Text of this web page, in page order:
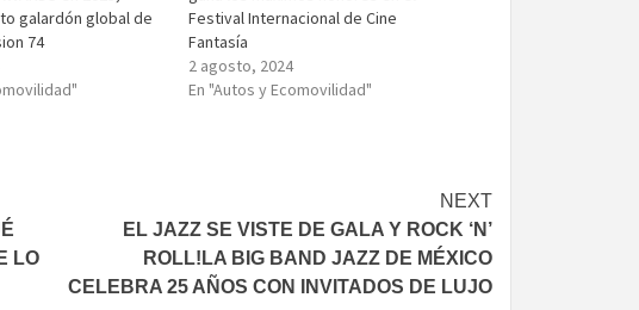
galardón global de
74
Festival Internacional de Cine
Fantasía
2 agosto, 2024
En "Autos y Ecomovilidad"
LO
NEXT
EL JAZZ SE VISTE DE GALA Y ROCK ‘N’
ROLL!LA BIG BAND JAZZ DE MÉXICO
CELEBRA 25 AÑOS CON INVITADOS DE LUJO